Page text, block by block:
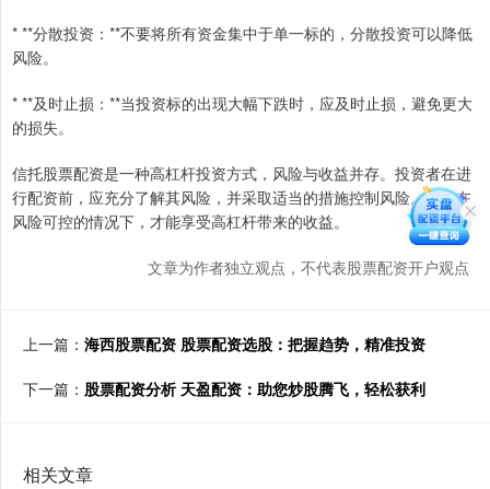
* **分散投资：**不要将所有资金集中于单一标的，分散投资可以降低
风险。
* **及时止损：**当投资标的出现大幅下跌时，应及时止损，避免更大
的损失。
信托股票配资是一种高杠杆投资方式，风险与收益并存。投资者在进
行配资前，应充分了解其风险，并采取适当的措施控制风险。只有在
风险可控的情况下，才能享受高杠杆带来的收益。
文章为作者独立观点，不代表股票配资开户观点
上一篇： 海西股票配资 股票配资选股：把握趋势，精准投资
下一篇： 股票配资分析 天盈配资：助您炒股腾飞，轻松获利
相关文章